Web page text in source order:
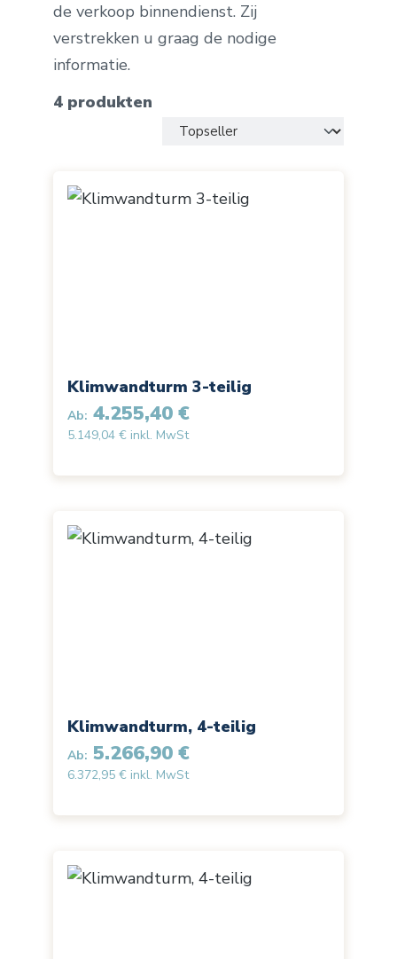
de verkoop binnendienst. Zij
verstrekken u graag de nodige
informatie.
4 produkten
Klimwandturm 3-teilig
Ab: 4.255,40 €
5.149,04 € inkl. MwSt
Klimwandturm, 4-teilig
Ab: 5.266,90 €
6.372,95 € inkl. MwSt